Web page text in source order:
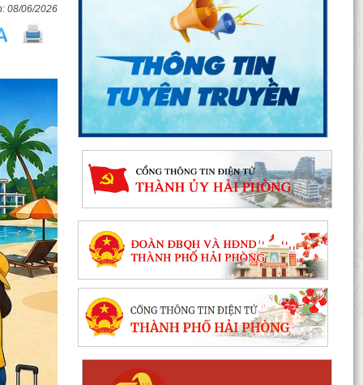
08/06/2026